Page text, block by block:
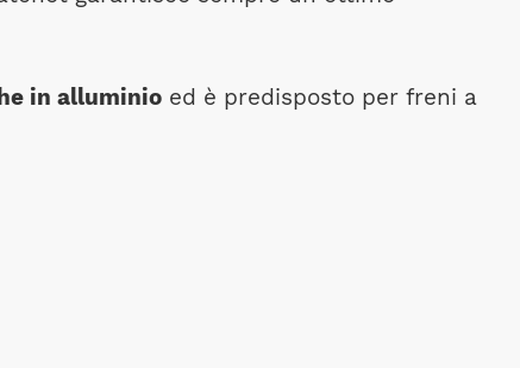
in alluminio ed è predisposto per freni a